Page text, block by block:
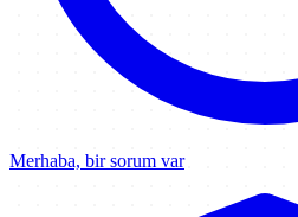
Merhaba, bir sorum var